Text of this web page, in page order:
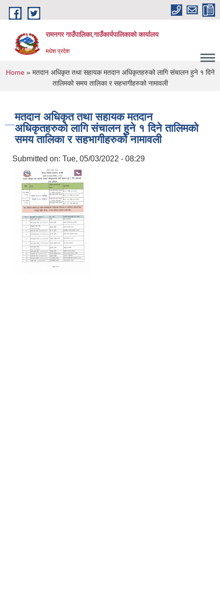
Skip to main content
रामनगर गाउँपालिका,गाउँकार्यपालिकाको कार्यालय
मधेश प्रदेश
You are here
Home» मतदान अधिकृत तथा सहायक मतदान अधिकृतहरुको लागि संचालन हुने १ दिने
तालिमको समय तालिका र सहभागीहरुको नामावली
मतदान अधिकृत तथा सहायक मतदान
अधिकृतहरुको लागि संचालन हुने १ दिने तालिमको
समय तालिका र सहभागीहरुको नामावली
Submitted on: Tue, 05/03/2022 - 08:29